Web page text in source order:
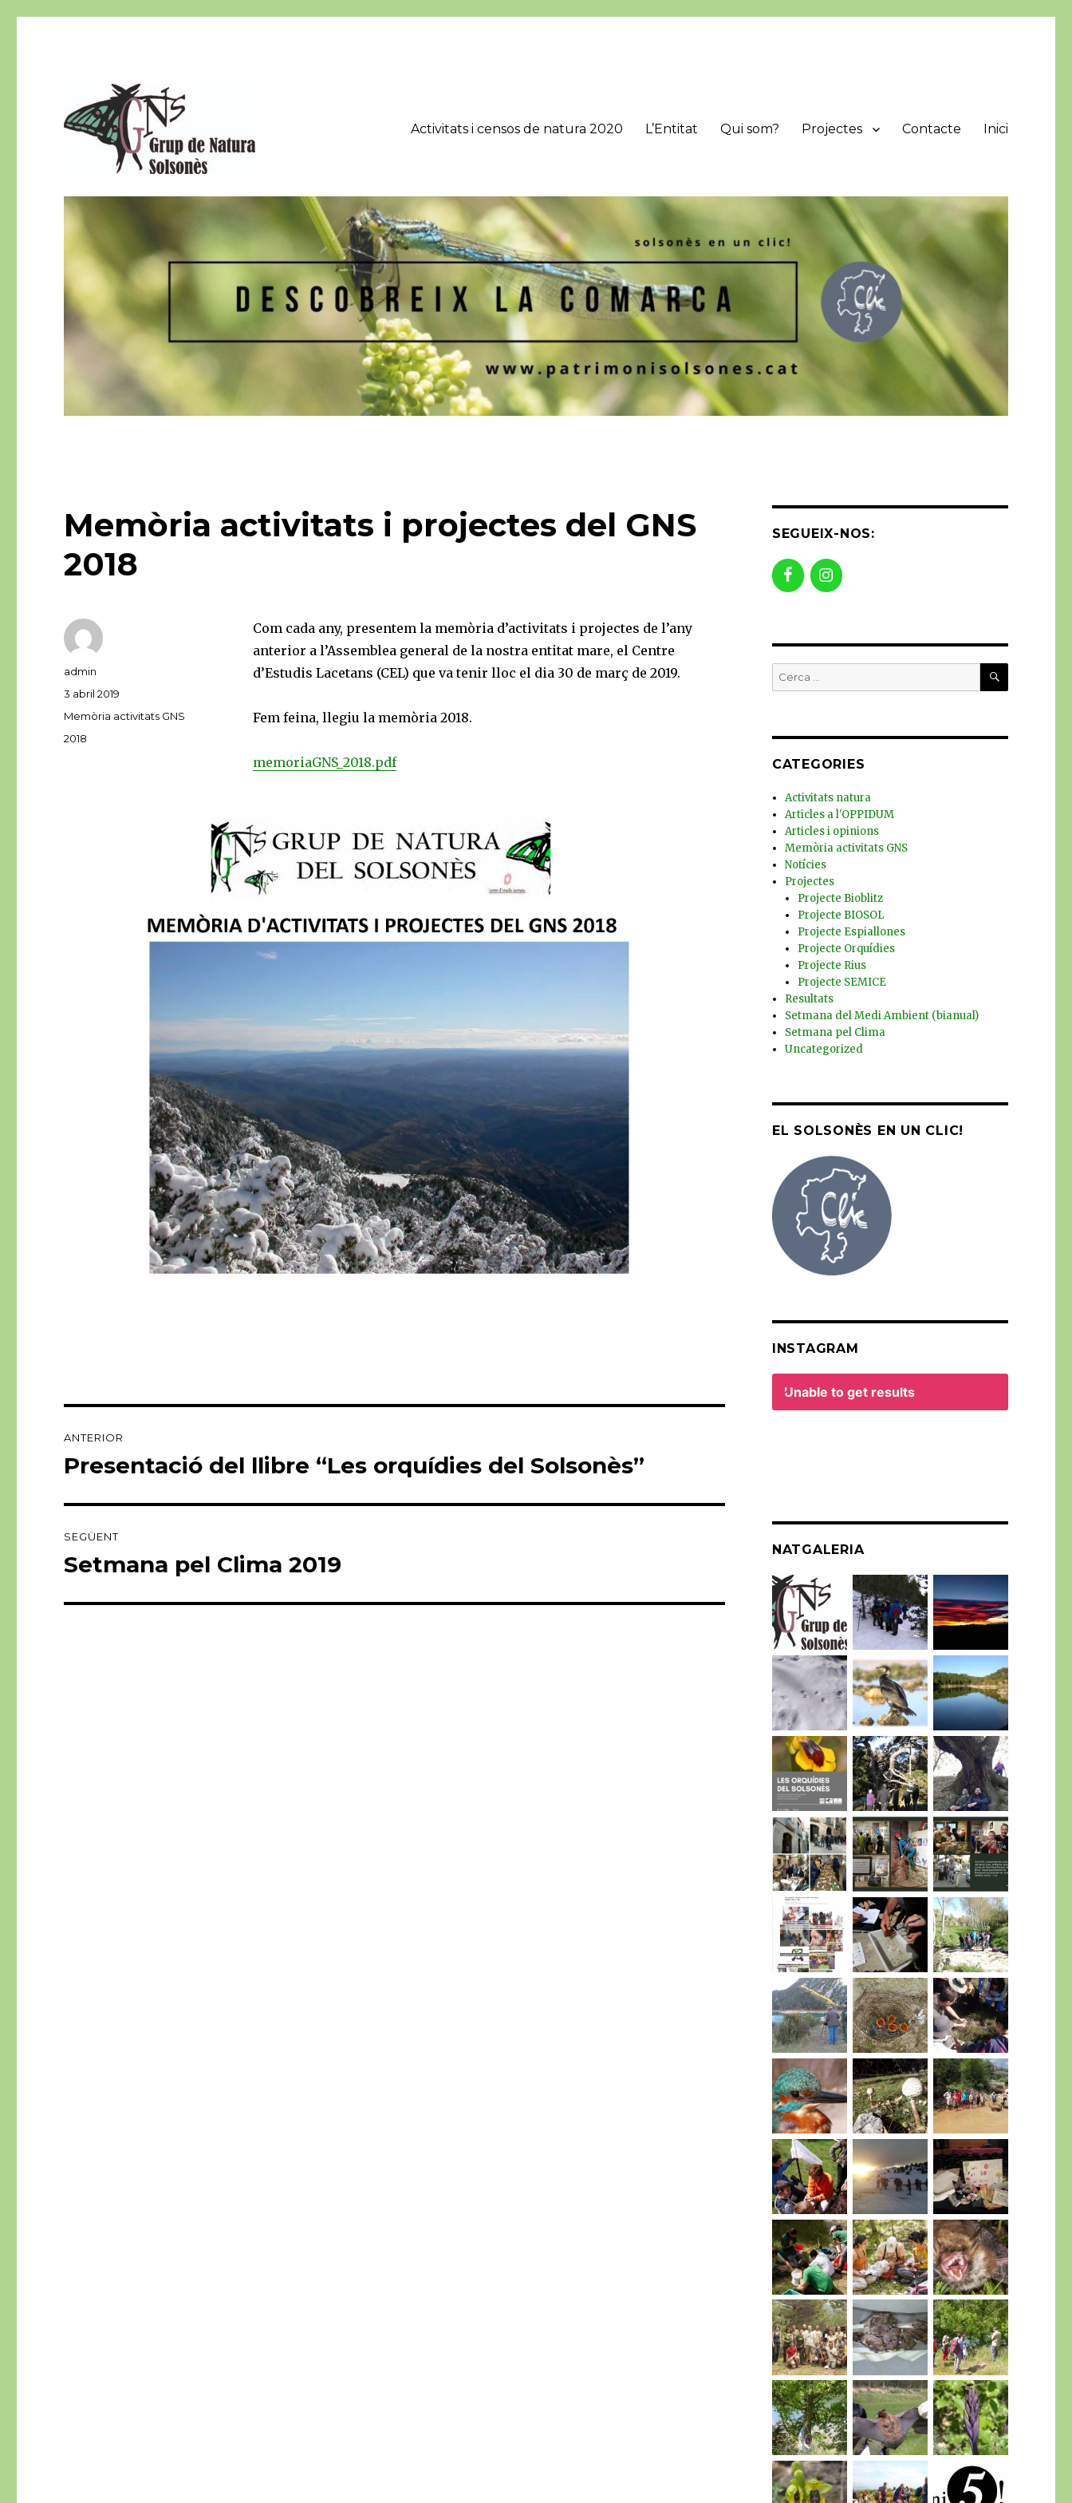
Grup de Natura del Solsonès
Activitats i censos de natura 2020 L’Entitat Qui som? Projectes Contacte Inici
Memòria activitats i projectes del GNS
2018
Com cada any, presentem la memòria d’activitats i projectes de l’any
anterior a l’Assemblea general de la nostra entitat mare, el Centre
d’Estudis Lacetans (CEL) que va tenir lloc el dia 30 de març de 2019.
Fem feina, llegiu la memòria 2018.
memoriaGNS_2018.pdf
Autor
admin
Publicat
3 abril 2019
Categories
Memòria activitats GNS
Etiquetes
2018
d'entrades
ANTERIOR
Entrada
Presentació del llibre “Les orquídies del Solsonès”
SEGÜENT
Entrada
Setmana pel Clima 2019
SEGUEIX-NOS:
Buscar
per:
CERCA
CATEGORIES
Activitats natura
Articles a l'OPPIDUM
Articles i opinions
Memòria activitats GNS
Notícies
Projectes
Projecte Bioblitz
Projecte BIOSOL
Projecte Espiallones
Projecte Orquídies
Projecte Rius
Projecte SEMICE
Resultats
Setmana del Medi Ambient (bianual)
Setmana pel Clima
Uncategorized
EL SOLSONÈS EN UN CLIC!
INSTAGRAM
Unable to get results
NATGALERIA